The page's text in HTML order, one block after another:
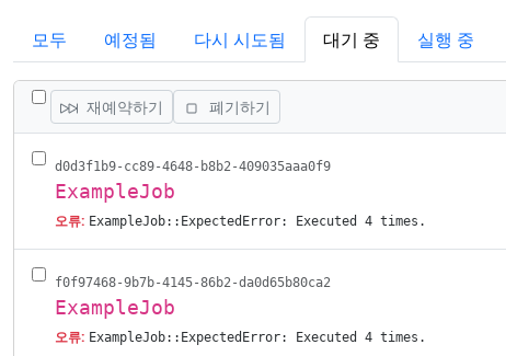
모두 예정됨 다시 시도됨 대기 중 실행 중
모든 작업 전환
재예약하기 폐기하기
d0d3f1b9-cc89-4648-b8b2-409035aaa0f9
ExampleJob
오류: ExampleJob::ExpectedError: Executed 4 times.
f0f97468-9b7b-4145-86b2-da0d65b80ca2
ExampleJob
오류: ExampleJob::ExpectedError: Executed 4 times.